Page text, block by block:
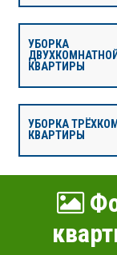
УБОРКА
ДВУХКОМНАТНОЙ
КВАРТИРЫ
УБОРКА
КВАРТИРЫ